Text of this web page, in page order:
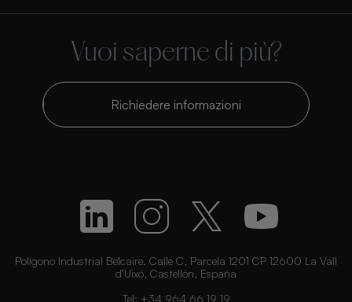
Vuoi saperne di più?
Richiedere informazioni
Polígono Industrial Belcaire. Calle C, Parcela 1201 CP 12600 La Vall
d’Uixó, Castellón, España
Tel: +34 964 66 19 19